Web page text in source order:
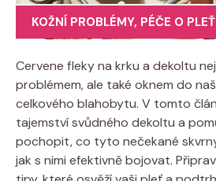
KOŽNÍ PROBLÉMY, PÉČE O PLEŤ
Cervene fleky na krku a dekoltu
problémem, ale také oknem do
celkového blahobytu. V tomto
tajemství svůdného dekoltu a
pochopit, co tyto nečekané
jak s nimi efektivně bojovat.